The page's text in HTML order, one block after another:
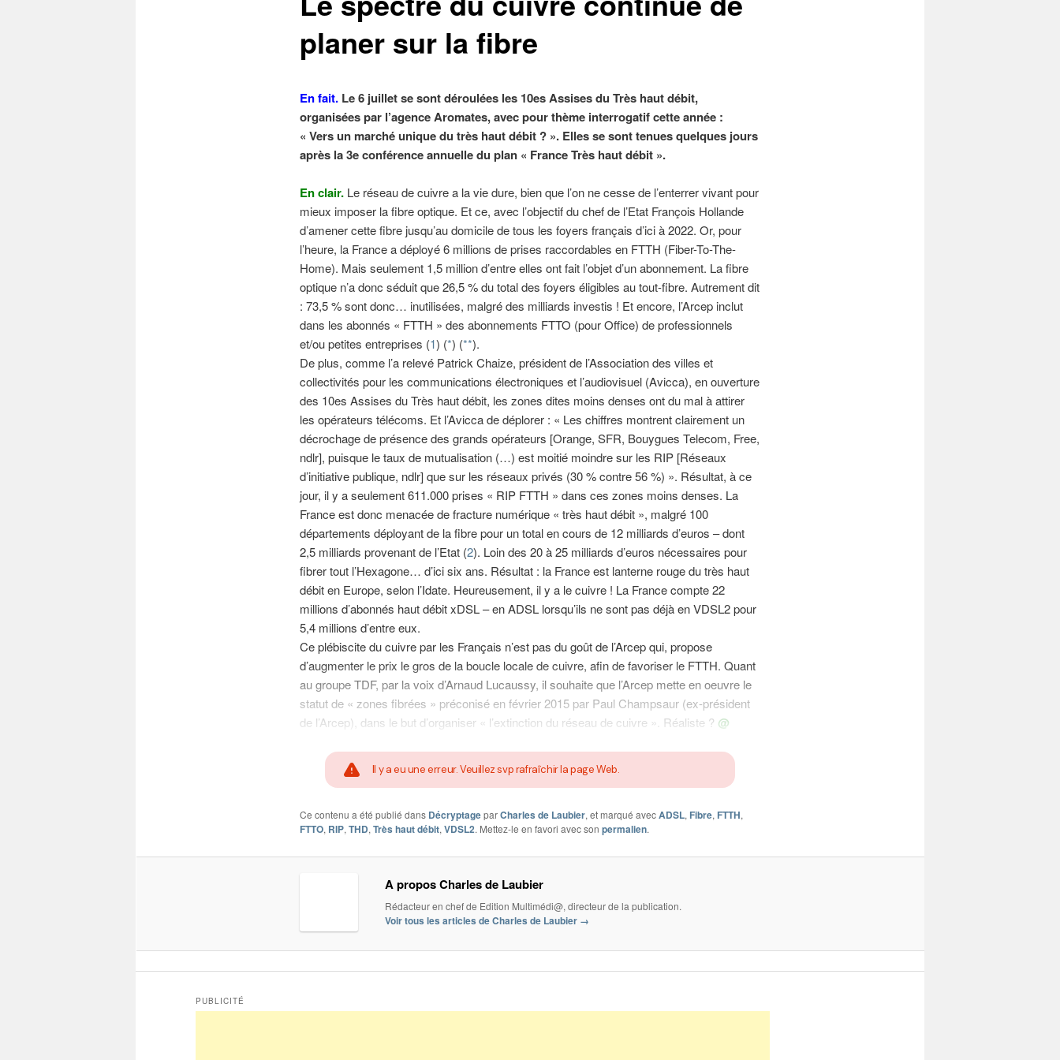
planer sur la fibre
En fait.Le 6 juillet se sont déroulées les 10es Assises du Très haut débit,
organisées par l’agence Aromates, avec pour thème interrogatif cette année :
« Vers un marché unique du très haut débit ? ». Elles se sont tenues quelques jours
après la 3e conférence annuelle du plan « France Très haut débit ».
En clair. Le réseau de cuivre a la vie dure, bien que l’on ne cesse de l’enterrer vivant pour
mieux imposer la fibre optique. Et ce, avec l’objectif du chef de l’Etat François Hollande
d’amener cette fibre jusqu’au domicile de tous les foyers français d’ici à 2022. Or, pour
l’heure, la France a déployé 6 millions de prises raccordables en FTTH (Fiber-To-The-
Home). Mais seulement 1,5 million d’entre elles ont fait l’objet d’un abonnement. La fibre
optique n’a donc séduit que 26,5 % du total des foyers éligibles au tout-fibre. Autrement dit
: 73,5 % sont donc… inutilisées, malgré des milliards investis ! Et encore, l’Arcep inclut
dans les abonnés « FTTH » des abonnements FTTO (pour Office) de professionnels
et/ou petites entreprises (1) (*) (**).
De plus, comme l’a relevé Patrick Chaize, président de l’Association des villes et
collectivités pour les communications électroniques et l’audiovisuel (Avicca), en ouverture
des 10es Assises du Très haut débit, les zones dites moins denses ont du mal à attirer
les opérateurs télécoms. Et l’Avicca de déplorer : « Les chiffres montrent clairement un
décrochage de présence des grands opérateurs [Orange, SFR, Bouygues Telecom, Free,
ndlr], puisque le taux de mutualisation (…) est moitié moindre sur les RIP [Réseaux
d’initiative publique, ndlr] que sur les réseaux privés (30 % contre 56 %) ». Résultat, à ce
jour, il y a seulement 611.000 prises « RIP FTTH » dans ces zones moins denses. La
France est donc menacée de fracture numérique « très haut débit », malgré 100
départements déployant de la fibre pour un total en cours de 12 milliards d’euros – dont
2,5 milliards provenant de l’Etat (2). Loin des 20 à 25 milliards d’euros nécessaires pour
fibrer tout l’Hexagone… d’ici six ans. Résultat : la France est lanterne rouge du très haut
débit en Europe, selon l’Idate. Heureusement, il y a le cuivre ! La France compte 22
millions d’abonnés haut débit xDSL – en ADSL lorsqu’ils ne sont pas déjà en VDSL2 pour
5,4 millions d’entre eux.
Ce plébiscite du cuivre par les Français n’est pas du goût de l’Arcep qui, propose
d’augmenter le prix le gros de la boucle locale de cuivre, afin de favoriser le FTTH. Quant
au groupe TDF, par la voix d’Arnaud Lucaussy, il souhaite que l’Arcep mette en oeuvre le
statut de « zones fibrées » préconisé en février 2015 par Paul Champsaur (ex-président
de l’Arcep), dans le but d’organiser « l’extinction du réseau de cuivre ». Réaliste ? @
Il y a eu une erreur. Veuillez svp rafraîchir la page Web.
Ce contenu a été publié dans DécryptageparCharles de Laubier, et marqué avecADSL, Fibre, FTTH,
FTTO, RIP, THD, Très haut débit, VDSL2. Mettez-le en favori avec son permalien.
A propos Charles de Laubier
Rédacteur en chef de Edition Multimédi@, directeur de la publication.
Voir tous les articles de Charles de Laubier →
PUBLICITÉ